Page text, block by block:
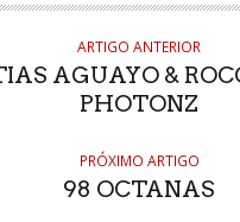
ARTIGO ANTERIOR
AGUAYO &
PHOTONZ
PRÓXIMO ARTIGO
98 OCTANAS